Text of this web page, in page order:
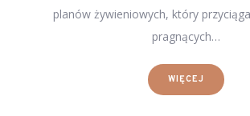
planów żywieniowych, który
pragnących…
WIĘCEJ